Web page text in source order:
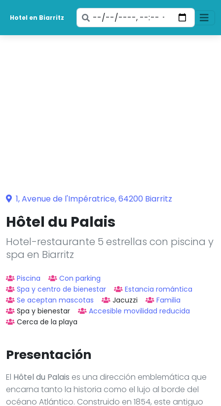
Hotel en Biarritz
Ingresa
tus
Spa y centro de bienestar
Estancia romántica
Spa y bienestar
Accesible movilidad reducida
Presentación
ElHôtel du Palaises una dirección emblemática que
encarna tanto la historia como el lujo al borde del
océano Atlántico. Construido en 1854, este antiguo
palacio imperial, residencia de Napoleón III y de la
arquitectura grandiosa y su decoración refinada.
Dominando la Grande Plage de Biarritz, ofrece una
vista impresionante sobre la costa vasca y el golfo
de Vizcaya, proporcionando a cada estancia un
entorno a la vez majestuoso y apacible.